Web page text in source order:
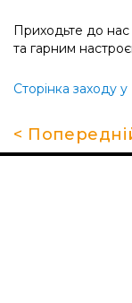
Приходьте до
та гарним
Сторінка заходу у
<